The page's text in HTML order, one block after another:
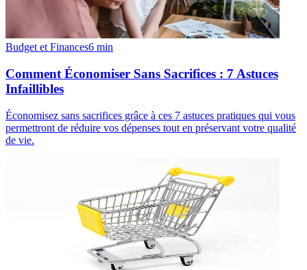
Budget et Finances6 min
Comment Économiser Sans Sacrifices : 7 Astuces
Infaillibles
Économisez sans sacrifices grâce à ces 7 astuces pratiques qui vous
permettront de réduire vos dépenses tout en préservant votre qualité
de vie.